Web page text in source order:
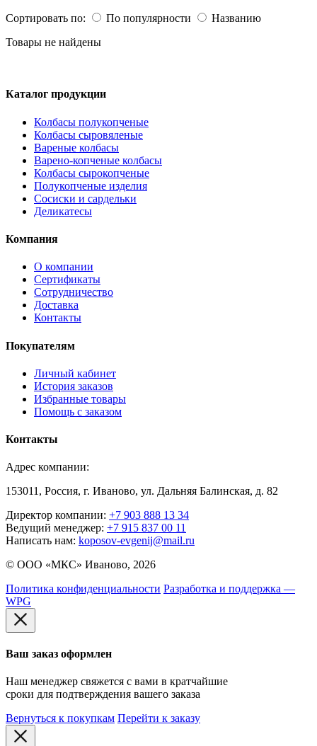
Сортировать по: По популярности
Названию
Товары не найдены
Каталог продукции
Колбасы полукопченые
Колбасы сыровяленые
Вареные колбасы
Варено-копченые колбасы
Колбасы сырокопченые
Полукопченые изделия
Сосиски и сардельки
Деликатесы
Компания
О компании
Сертификаты
Сотрудничество
Доставка
Контакты
Покупателям
Личный кабинет
История заказов
Избранные товары
Помощь с заказом
Контакты
Адрес компании:
153011, Россия, г. Иваново, ул. Дальняя Балинская, д. 82
Директор компании: +7 903 888 13 34
Ведущий менеджер: +7 915 837 00 11
Написать нам: koposov-evgenij@mail.ru
© ООО «МКС» Иваново, 2026
Политика конфиденциальности Разработка и поддержка —
WPG
Ваш заказ оформлен
Наш менеджер свяжется с вами в кратчайшие
сроки для подтверждения вашего заказа
Вернуться к покупкам Перейти к заказу